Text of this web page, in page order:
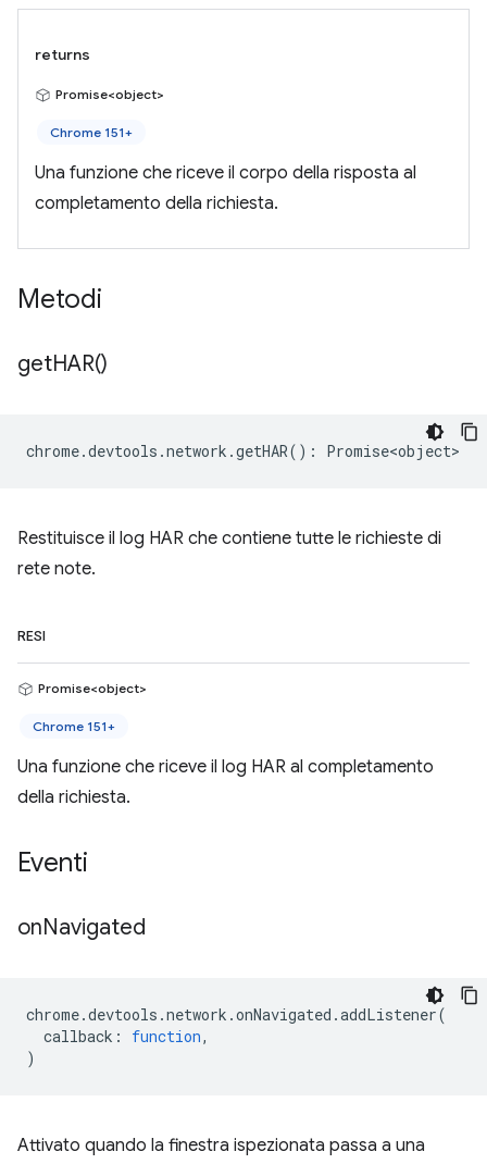
returns
Promise<object>
Chrome 151+
Una funzione che riceve il corpo della risposta al
completamento della richiesta.
Metodi
getHAR()
chrome.devtools .network .getHAR() : Promise<object>
Restituisce il log HAR che contiene tutte le richieste di
rete note.
RESI
Promise<object>
Chrome 151+
Una funzione che riceve il log HAR al completamento
della richiesta.
Eventi
onNavigated
chrome.devtools .network .onNavigated .addListener(
callback : function,
)
Attivato quando la finestra ispezionata passa a una